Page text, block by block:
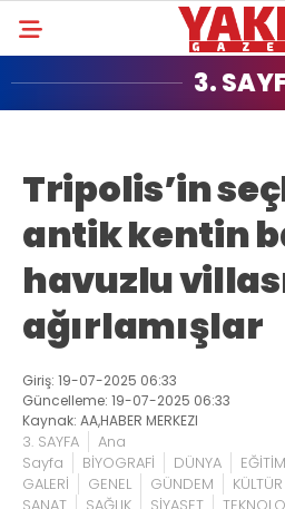
3.
Tripolis’in
antik kentin
havuzlu
ağırlamışlar
Giriş: 19-07-2025 06:33
Güncelleme: 19-07-2025 06:33
Kaynak: AA,HABER MERKEZI
3. SAYFA
Ana
Sayfa
BİYOGRAFİ DÜNYA EĞİTİM
GALERİ
GENEL GÜNDEM
KÜLTÜR